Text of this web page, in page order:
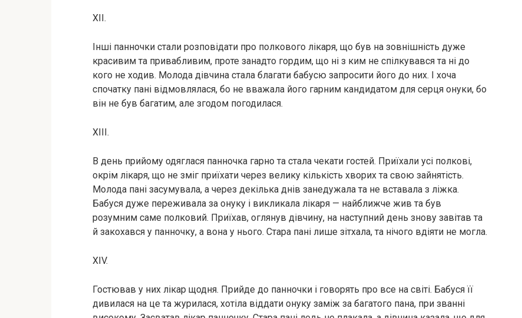
XII.
Інші панночки стали розповідати про полкового лікаря, що був на зовнішність дуже
красивим та привабливим, проте занадто гордим, що ні з ким не спілкувався та ні до
кого не ходив. Молода дівчина стала благати бабусю запросити його до них. І хоча
спочатку пані відмовлялася, бо не вважала його гарним кандидатом для серця онуки, бо
він не був багатим, але згодом погодилася.
XIII.
В день прийому одяглася панночка гарно та стала чекати гостей. Приїхали усі полкові,
окрім лікаря, що не зміг приїхати через велику кількість хворих та свою зайнятість.
Молода пані засумувала, а через декілька днів занедужала та не вставала з ліжка.
Бабуся дуже переживала за онуку і викликала лікаря — найближче жив та був
розумним саме полковий. Приїхав, оглянув дівчину, на наступний день знову завітав та
й закохався у панночку, а вона у нього. Стара пані лише зітхала, та нічого вдіяти не могла.
XIV.
Гостював у них лікар щодня. Прийде до панночки і говорять про все на світі. Бабуся її
дивилася на це та журилася, хотіла віддати онуку заміж за багатого пана, при званні